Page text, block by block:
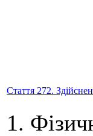
Стаття 272.
1.